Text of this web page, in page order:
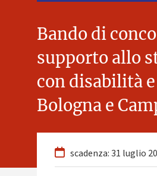
Bando di
supporto allo
con disabilità
Bologna e
scadenza: 31 luglio